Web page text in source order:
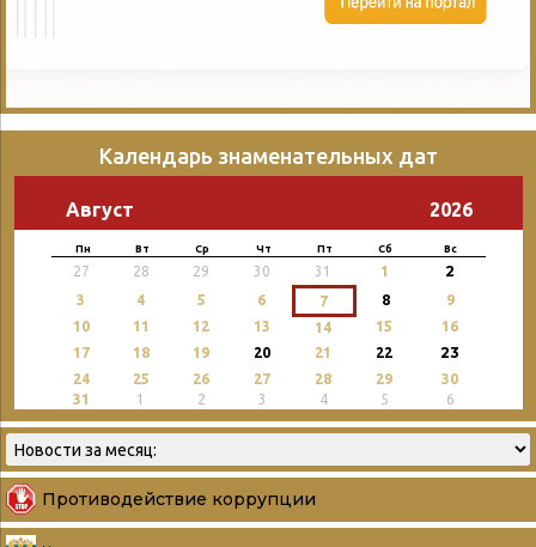
Календарь знаменательных дат
Август 2026
Пн Вт Ср Чт Пт Сб Вс
27 28 29 30 31 1 2
3 4 5 6 7 8
9
10
11 12 13 14 15
16
17
18 19 20 21 22 23
24 25 26 27 28 29
30
31
1 2 3 4 5 6
Противодействие коррупции